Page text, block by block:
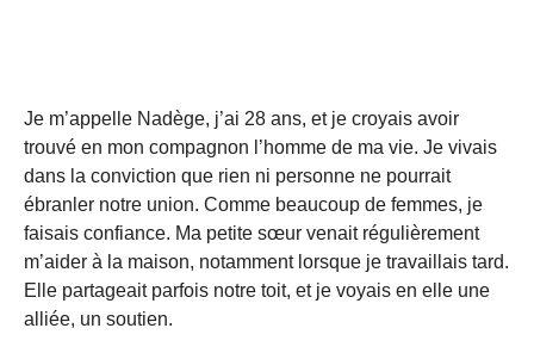
Je m’appelle Nadège, j’ai 28 ans, et je croyais avoir
trouvé en mon compagnon l’homme de ma vie. Je vivais
dans la conviction que rien ni personne ne pourrait
ébranler notre union. Comme beaucoup de femmes, je
faisais confiance. Ma petite sœur venait régulièrement
m’aider à la maison, notamment lorsque je travaillais tard.
Elle partageait parfois notre toit, et je voyais en elle une
alliée, un soutien.